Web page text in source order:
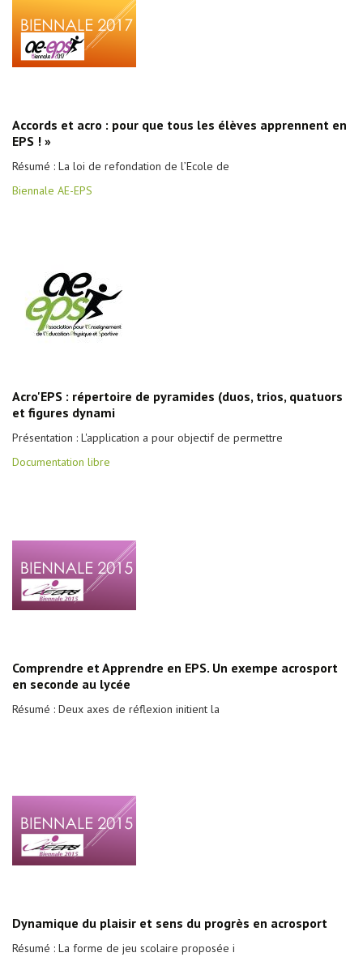
Accords et acro : pour que tous les élèves apprennent en
EPS ! »
Résumé : La loi de refondation de l’Ecole de
Biennale AE-EPS
Acro'EPS : répertoire de pyramides (duos, trios, quatuors
et figures dynami
Présentation : L'application a pour objectif de permettre
Documentation libre
Comprendre et Apprendre en EPS. Un exempe acrosport
en seconde au lycée
Résumé : Deux axes de réflexion initient la
Dynamique du plaisir et sens du progrès en acrosport
Résumé : La forme de jeu scolaire proposée i